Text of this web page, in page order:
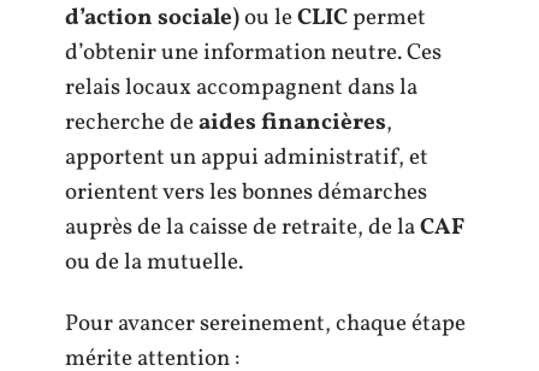
d’action sociale)ou leCLICpermet
d’obtenir une information neutre. Ces
relais locaux accompagnent dans la
recherche deaides financières,
apportent un appui administratif, et
orientent vers les bonnes démarches
auprès de la caisse de retraite, de laCAF
ou de la mutuelle.
Pour avancer sereinement, chaque étape
mérite attention :